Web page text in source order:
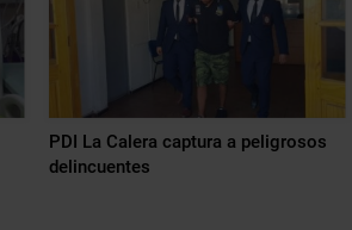
PDI La Calera captura a peligrosos
delincuentes